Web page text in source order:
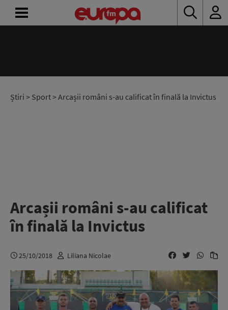
Știri > Sport> Arcașii români s-au calificat în finală la Invictus
Arcașii români s-au calificat
în finală la Invictus
25/10/2018 Liliana Nicolae
RADIO